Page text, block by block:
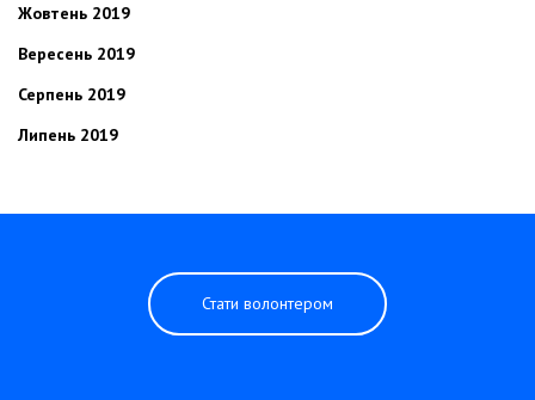
Жовтень 2019
Вересень 2019
Серпень 2019
Липень 2019
Стати волонтером